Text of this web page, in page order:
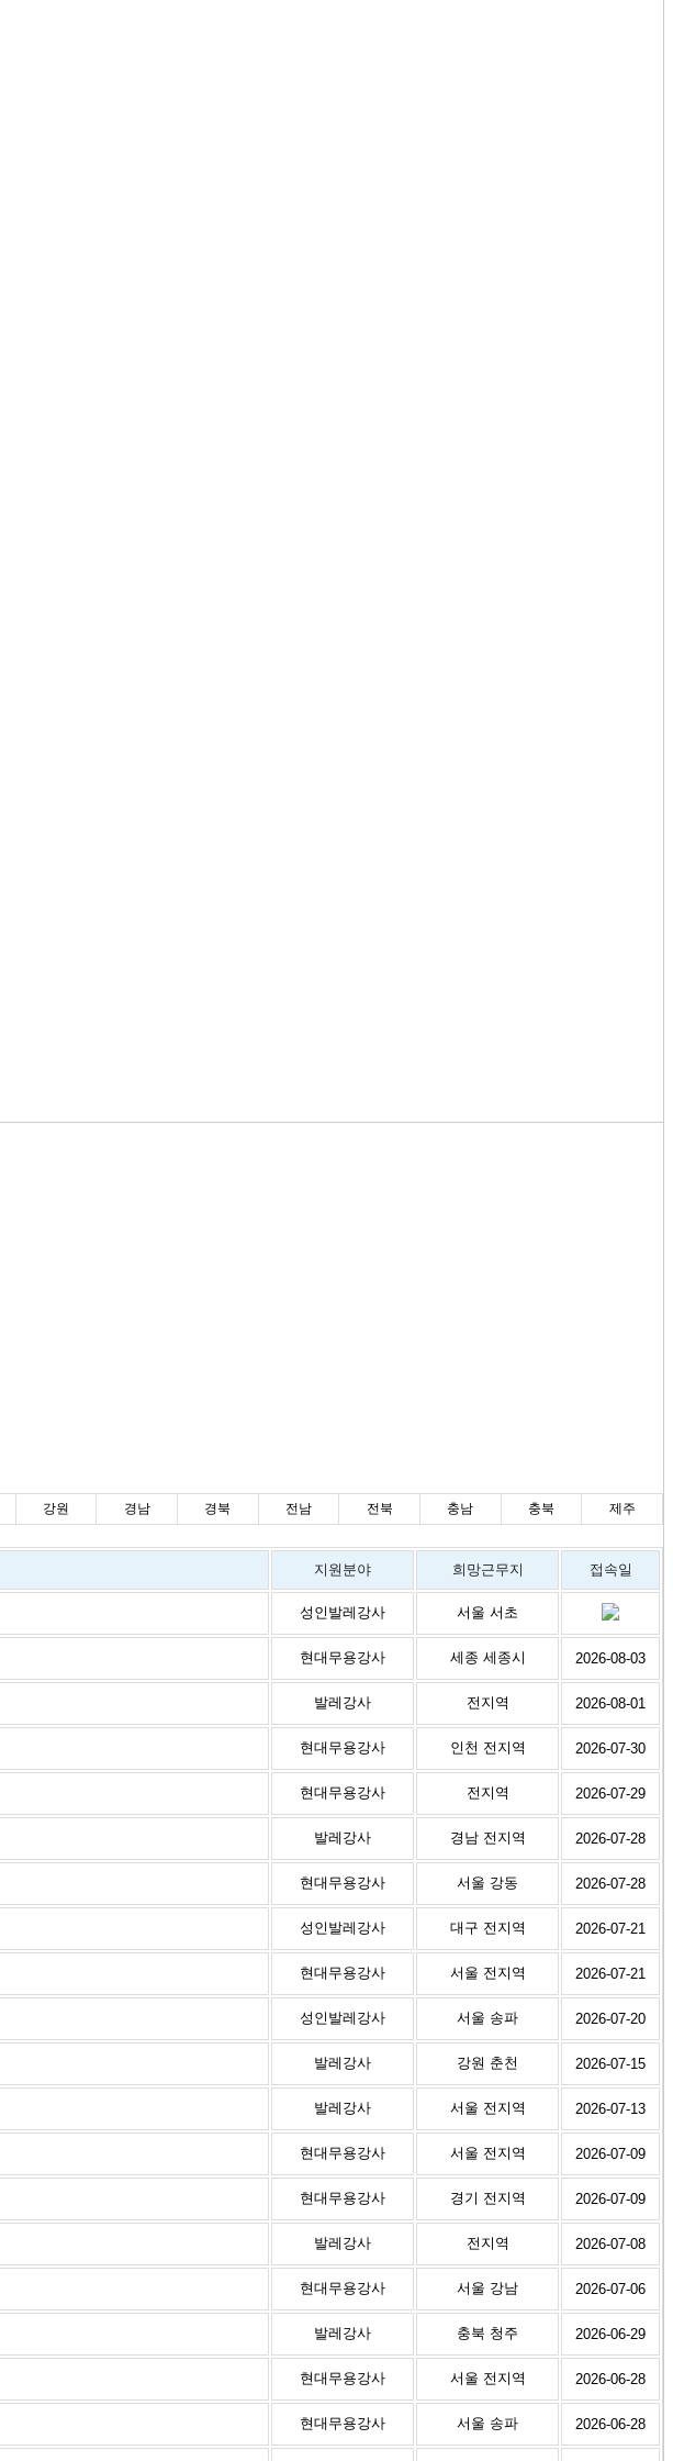
강원 경남 경북 전남 전북 충남 충북 제주
지원분야 희망근무지 접속일
성인발레강사 서울 서초
현대무용강사 세종 세종시 2026-08-03
발레강사 전지역 2026-08-01
현대무용강사 인천 전지역 2026-07-30
현대무용강사 전지역 2026-07-29
발레강사 경남 전지역 2026-07-28
현대무용강사 서울 강동 2026-07-28
성인발레강사 대구 전지역 2026-07-21
현대무용강사 서울 전지역 2026-07-21
성인발레강사 서울 송파 2026-07-20
발레강사 강원 춘천 2026-07-15
발레강사 서울 전지역 2026-07-13
현대무용강사 서울 전지역 2026-07-09
현대무용강사 경기 전지역 2026-07-09
발레강사 전지역 2026-07-08
현대무용강사 서울 강남 2026-07-06
발레강사 충북 청주 2026-06-29
현대무용강사 서울 전지역 2026-06-28
현대무용강사 서울 송파 2026-06-28